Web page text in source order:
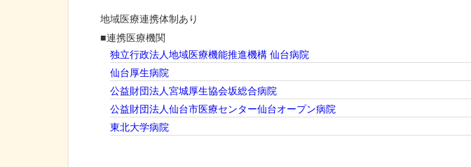
地域医療連携体制あり
連携医療機関
独立行政法人地域医療機能推進機構 仙台病院
仙台厚生病院
公益財団法人宮城厚生協会坂総合病院
公益財団法人仙台市医療センター仙台オープン病院
東北大学病院